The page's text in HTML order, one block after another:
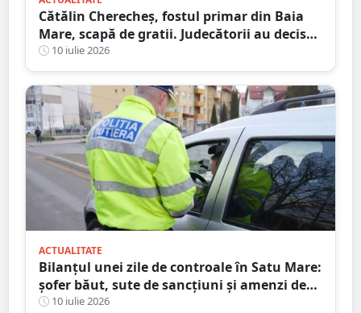
Cătălin Cherecheș, fostul primar din Baia
Mare, scapă de gratii. Judecătorii au decis
eliberarea condiționată
10 iulie 2026
ACTUALITATE
Bilanțul unei zile de controale în Satu Mare:
șofer băut, sute de sancțiuni și amenzi de
peste 86.000 de lei
10 iulie 2026